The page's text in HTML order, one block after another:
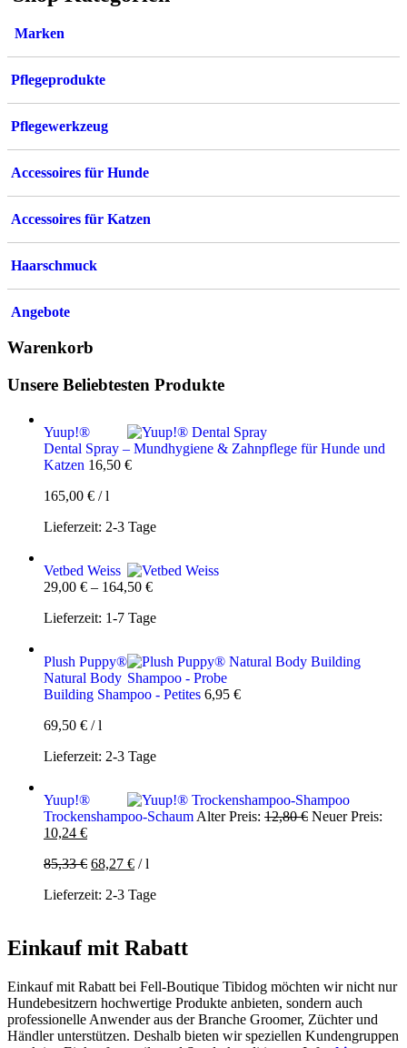
Marken
Pflegeprodukte
Pflegewerkzeug
Accessoires für Hunde
Accessoires für Katzen
Haarschmuck
Angebote
Warenkorb
Unsere Beliebtesten Produkte
Yuup!®
Dental Spray – Mundhygiene & Zahnpflege für Hunde und
Katzen 16,50 €
165,00 € /l
Lieferzeit: 2-3 Tage
Vetbed Weiss
29,00 € – 164,50 €
Lieferzeit: 1-7 Tage
Plush Puppy®
Natural Body
Building Shampoo - Petites 6,95 €
69,50 € /l
Lieferzeit: 2-3 Tage
Yuup!®
Trockenshampoo-SchaumAlter Preis: 12,80€ Ursprünglicher
Neuer Preis:
10,24 €Aktueller
ist:
85,33€ 68,27 € /l
Lieferzeit: 2-3 Tage
Einkauf mit Rabatt
Einkauf mit Rabatt bei Fell-Boutique Tibidog möchten wir nicht nur
Hundebesitzern hochwertige Produkte anbieten, sondern auch
professionelle Anwender aus der Branche Groomer, Züchter und
Händler unterstützen. Deshalb bieten wir speziellen Kundengruppen